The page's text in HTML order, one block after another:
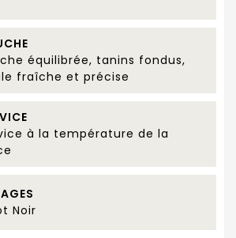
équilibrée, tanins fondus,
fraîche et précise
à la température de la
Noir